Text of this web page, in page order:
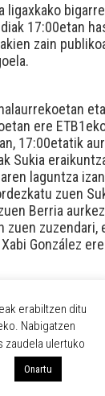
ligaxkako
17:00etan
zain
ere
17:00etatik
Sukia
laguntza
zuen
Berria
zuen zuzendari,
González
erabiltzen ditu
Nabigatzen
zaudela ulertuko
Onartu